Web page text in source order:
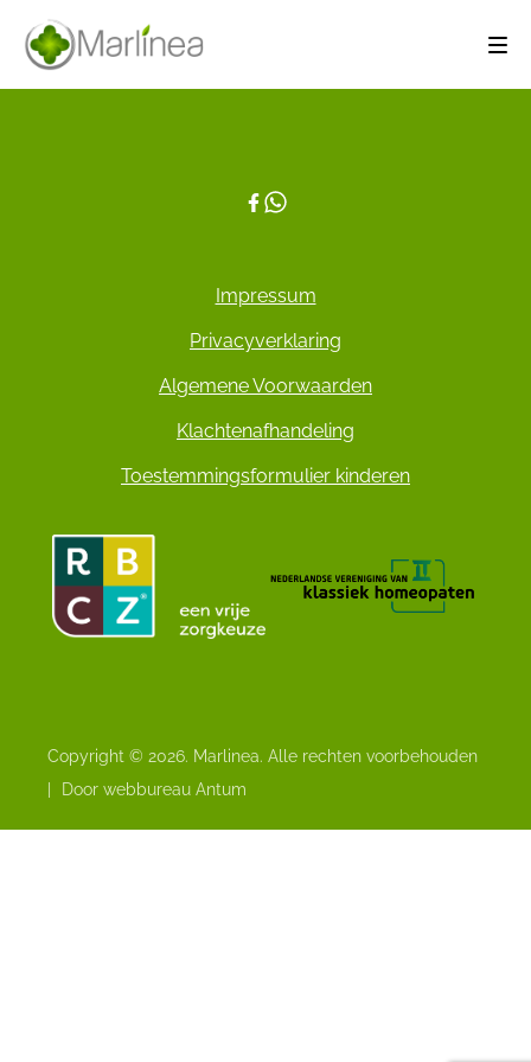
Impressum
Privacyverklaring
Algemene Voorwaarden
Klachtenafhandeling
Toestemmingsformulier kinderen
Copyright © 2026. Marlinea. Alle rechten voorbehouden
Door webbureau Antum